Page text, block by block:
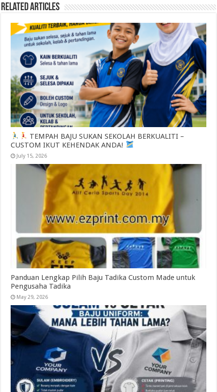
Related Articles
TEMPAH BAJU SUKAN SEKOLAH BERKUALITI –
CUSTOM IKUT KEHENDAK ANDA!
July 15, 2026
Panduan Lengkap Pilih Baju Tadika Custom Made untuk
Pengusaha Tadika
May 29, 2026